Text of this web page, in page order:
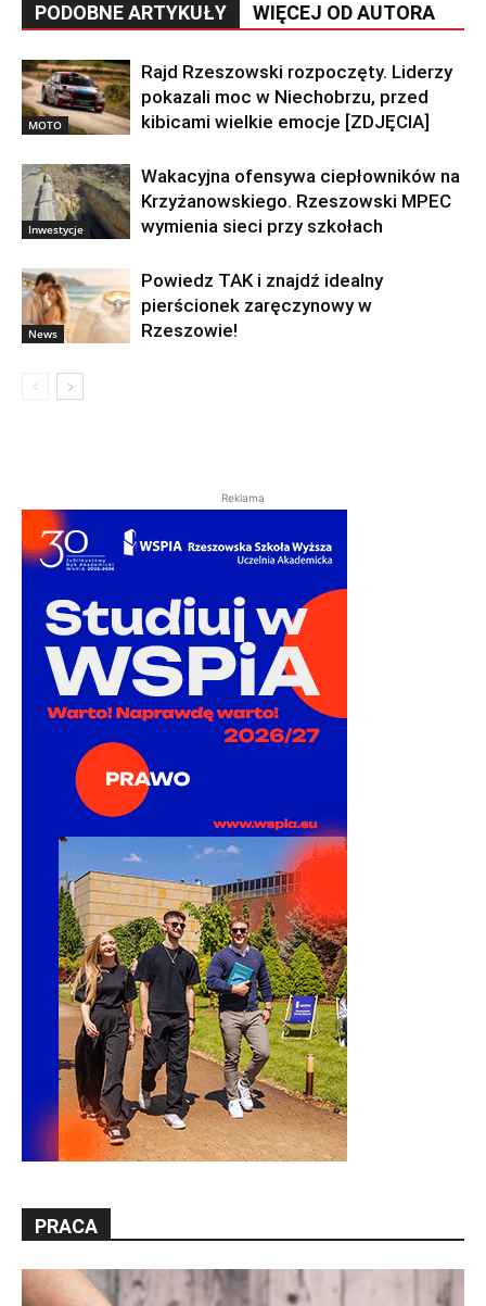
PODOBNE ARTYKUŁY WIĘCEJ OD AUTORA
MOTO
Rajd Rzeszowski rozpoczęty. Liderzy
pokazali moc w Niechobrzu, przed
kibicami wielkie emocje [ZDJĘCIA]
Inwestycje
Wakacyjna ofensywa ciepłowników na
Krzyżanowskiego. Rzeszowski MPEC
wymienia sieci przy szkołach
News
Powiedz TAK i znajdź idealny
pierścionek zaręczynowy w
Rzeszowie!
Reklama
PRACA